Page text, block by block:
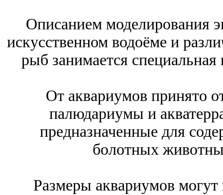
Описанием моделирования
искусственном водоёме и
рыб занимается
От аквариумов принято
палюдариумы и
предназначенные для
болотных
Размеры аквариумов могут